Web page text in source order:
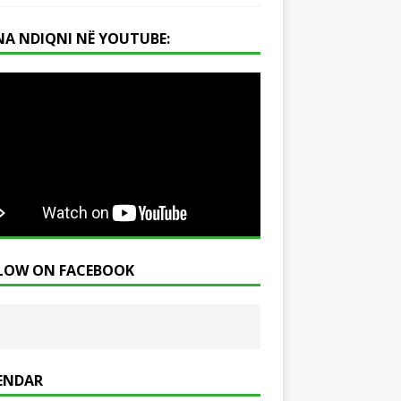
NDIQNI NË YOUTUBE:
ON FACEBOOK